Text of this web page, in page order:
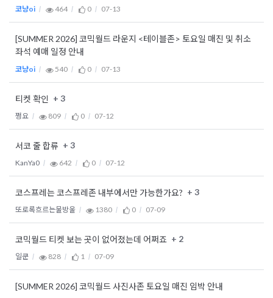
코냥oi 464 0 07-13
[SUMMER 2026] 코믹월드 라운지 <테이블존> 토요일 매진 및 취소
좌석 예매 일정 안내
코냥oi 540 0 07-13
티켓 확인 + 3
쩡요 809 0 07-12
서코 줄 합류 + 3
KanYa0 642 0 07-12
코스프레는 코스프레존 내부에서만 가능한가요? + 3
또로록흐르는물방울 1380 0 07-09
코믹월드 티켓 보는 곳이 없어졌는데 어쩌죠 + 2
일쿤 828 1 07-09
[SUMMER 2026] 코믹월드 사진사존 토요일 매진 임박 안내